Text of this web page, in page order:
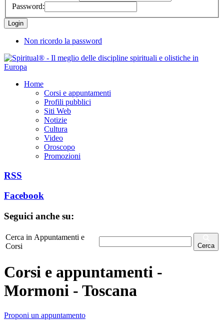
Password:
Non ricordo la password
Home
Corsi e appuntamenti
Profili pubblici
Siti Web
Notizie
Cultura
Video
Oroscopo
Promozioni
RSS
Facebook
Seguici anche su:
Cerca in Appuntamenti e
Corsi
Cerca
Corsi e appuntamenti -
Mormoni - Toscana
Proponi un appuntamento